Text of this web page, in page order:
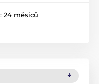
24 měsíců